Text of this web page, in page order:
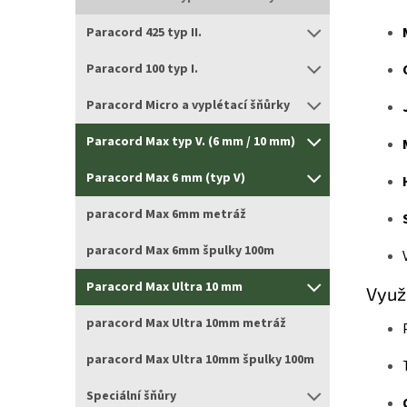
Paracord 425 typ II.
Paracord 100 typ I.
Paracord Micro a vyplétací šňůrky
Paracord Max typ V. (6 mm / 10 mm)
Paracord Max 6 mm (typ V)
paracord Max 6mm metráž
paracord Max 6mm špulky 100m
Paracord Max Ultra 10 mm
paracord Max Ultra 10mm metráž
paracord Max Ultra 10mm špulky 100m
Speciální šňůry